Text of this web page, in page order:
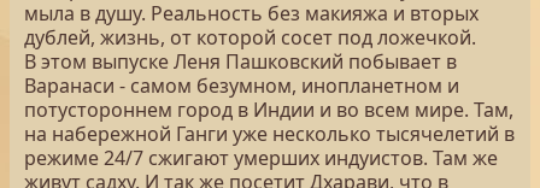
мыла в душу. Реальность без макияжа и вторых
дублей, жизнь, от которой сосет под ложечкой.
В этом выпуске Леня Пашковский побывает в
Варанаси - самом безумном, инопланетном и
потустороннем город в Индии и во всем мире. Там,
на набережной Ганги уже несколько тысячелетий в
режиме 24/7 сжигают умерших индуистов. Там же
живут садху. И так же посетит Дхарави, что в